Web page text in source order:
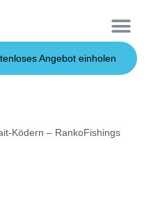
Angebot einholen
Ködern – RankoFishings